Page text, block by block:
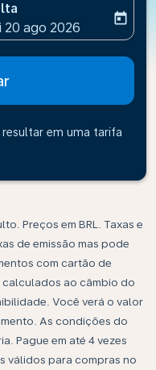
aria-labelreturn-date-
20 ago 2026
today
em uma tarifa
Preços em BRL. Taxas e
de emissão mas pode
com cartão de
ao câmbio do
Você verá o valor
As condições do
Pague em até 4 vezes
válidos para compras no